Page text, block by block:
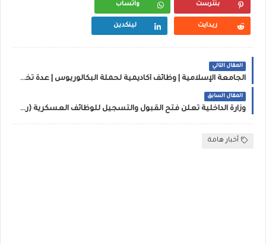
بنترست واتساب
ريدايت لينكدين
المقال التالي
الجامعة الإسلامية | وظائف أكاديمية لحملة البكالوريوس | عدة تخصصات
المقال السابق
وزارة الداخلية تعلن فتح القبول والتسجيل للوظائف العسكرية (رجال) برتبة (جندي فني موسيقى)
أخبار هامة